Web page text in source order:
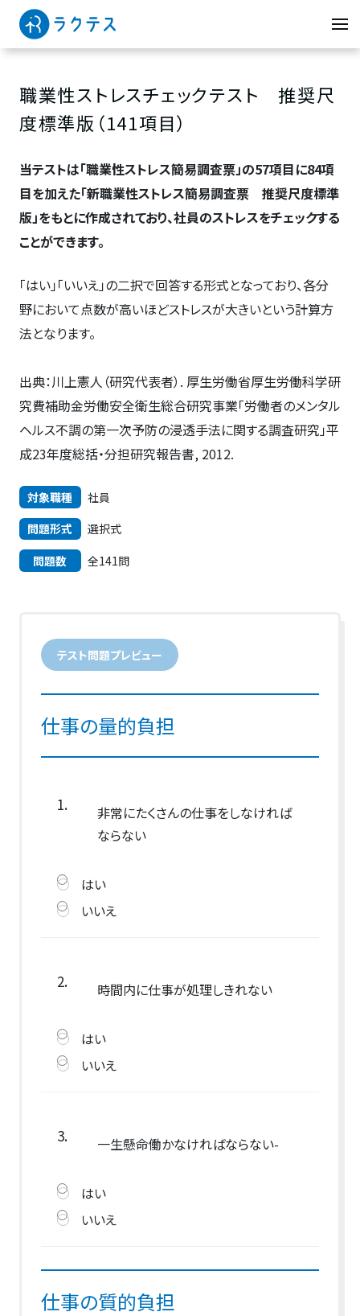
職業性ストレスチェックテスト 推奨尺
度標準版（141項目）
当テストは「職業性ストレス簡易調査票」の57項目に84項
目を加えた「新職業性ストレス簡易調査票 推奨尺度標準
版」をもとに作成されており、社員のストレスをチェックする
ことができます。
「はい」「いいえ」の二択で回答する形式となっており、各分
野において点数が高いほどストレスが大きいという計算方
法となります。
出典：川上憲人（研究代表者）. 厚生労働省厚生労働科学研
究費補助金労働安全衛生総合研究事業「労働者のメンタル
ヘルス不調の第一次予防の浸透手法に関する調査研究」平
成23年度総括・分担研究報告書, 2012.
対象職種
社員
問題形式
選択式
問題数
全141問
テスト問題プレビュー
仕事の量的負担
1.
非常にたくさんの仕事をしなければ
ならない
はい
いいえ
2. 時間内に仕事が処理しきれない
はい
いいえ
3. 一生懸命働かなければならない-
はい
いいえ
仕事の質的負担